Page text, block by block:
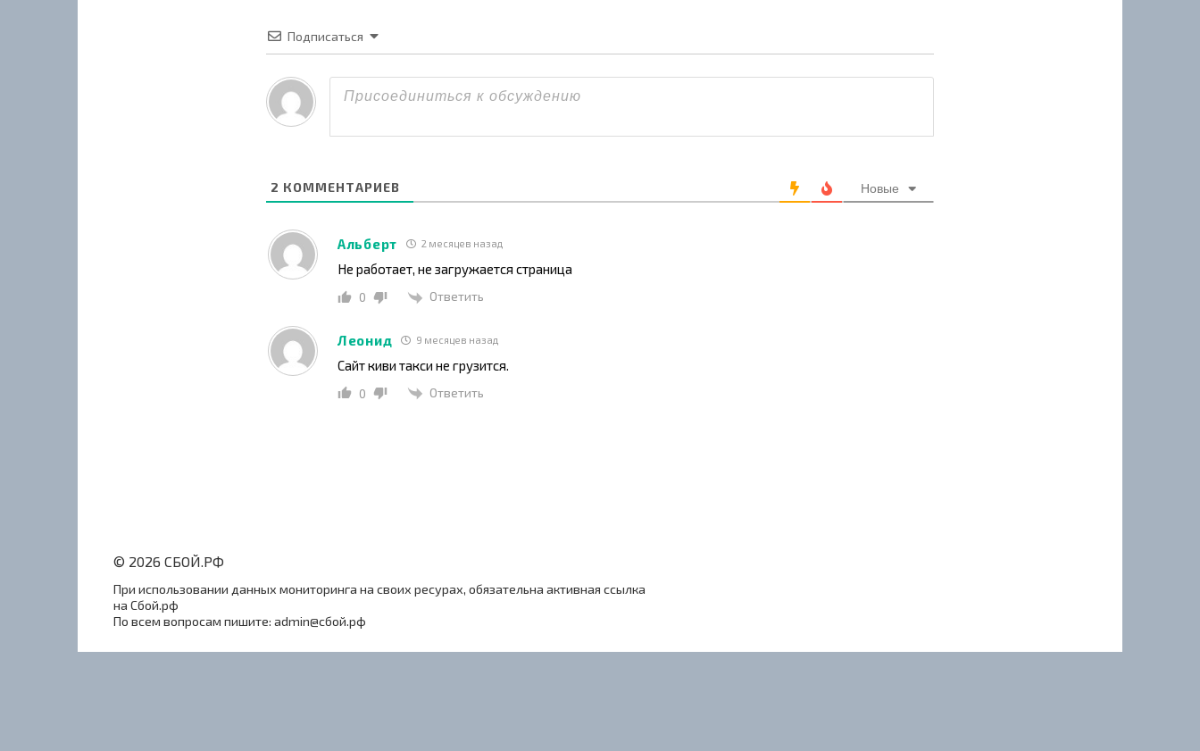
Подписаться
2 КОММЕНТАРИЕВ Новые
Альберт 2 месяцев назад
Не работает, не загружается страница
0 Ответить
Леонид 9 месяцев назад
Сайт киви такси не грузится.
0 Ответить
© 2026 СБОЙ.РФ
При использовании данных мониторинга на своих ресурах, обязательна активная ссылка
на Сбой.рф
По всем вопросам пишите: admin@сбой.рф